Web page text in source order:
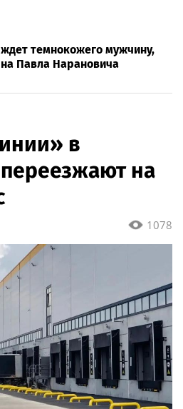
темнокожего мужчину,
Павла Нарановича
в
на
1078